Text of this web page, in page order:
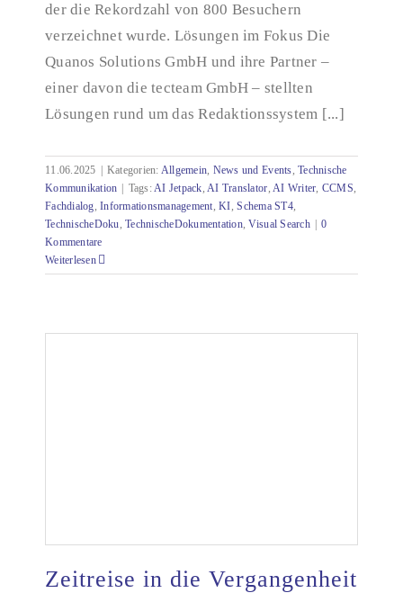
der die Rekordzahl von 800 Besuchern
verzeichnet wurde. Lösungen im Fokus Die
Quanos Solutions GmbH und ihre Partner –
einer davon die tecteam GmbH – stellten
Lösungen rund um das Redaktionssystem [...]
11.06.2025 Kategorien: Allgemein, News und Events,Technische
Kommunikation
Tags:AI Jetpack,AI Translator,AI Writer, CCMS,
Fachdialog,Informationsmanagement,KI,Schema ST4,
TechnischeDoku,TechnischeDokumentation,Visual Search
0
Kommentare
Weiterlesen
Zeitreise in die Vergangenheit